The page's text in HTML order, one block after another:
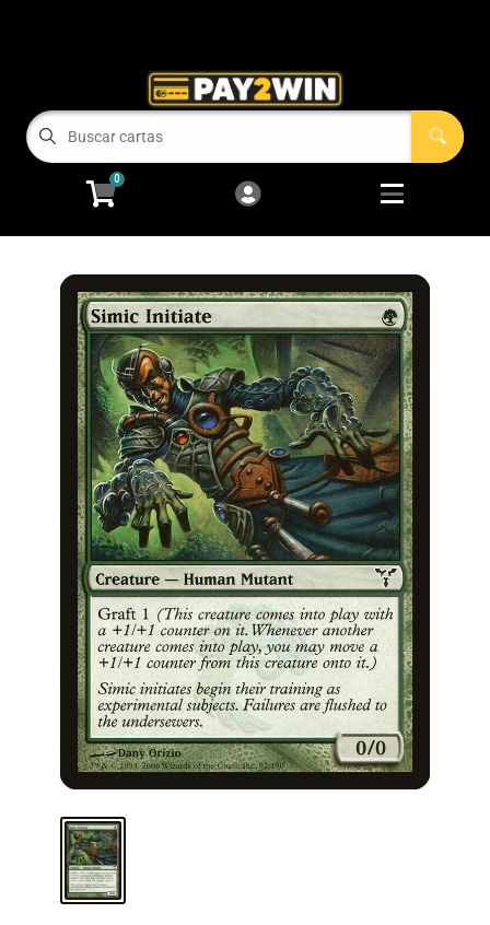
Menu
COMPRAMOS TUS CARTAS!
Magic: The Gathering Open
Pokémon Open
One Piece
Juegos de Mesa
Accesorios
ARMA TU MAZO
0